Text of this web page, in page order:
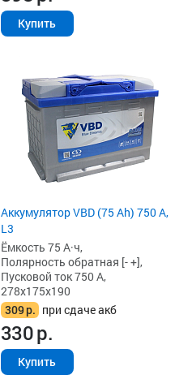
Купить
Аккумулятор VBD (75 Ah) 750 А,
L3
Ёмкость 75 А·ч,
Полярность обратная [- +],
Пусковой ток 750 А,
278x175x190
309р. при сдаче акб
330р.
Купить